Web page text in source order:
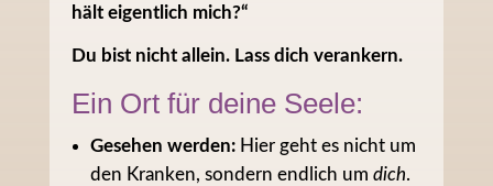
hält eigentlich mich?“
Du bist nicht allein. Lass dich verankern.
Ein Ort für deine Seele:
Gesehen werden:Hier geht es nicht um
den Kranken, sondern endlich um dich.